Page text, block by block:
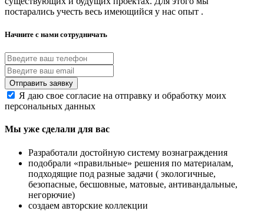
постарались учесть весь имеющийся у нас опыт .
Начните с нами сотрудничать
Я даю свое согласие на отправку и обработку моих
персональных данных
Мы уже сделали для вас
Разработали достойную систему вознаграждения
подобрали «правильные» решения по материалам,
подходящие под разные задачи ( экологичные,
безопасные, бесшовные, матовые, антивандальные,
негорючие)
создаем авторские коллекции